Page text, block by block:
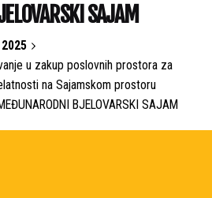
SAJAM
u zakup poslovnih prostora za
na Sajamskom prostoru
BJELOVARSKI SAJAM